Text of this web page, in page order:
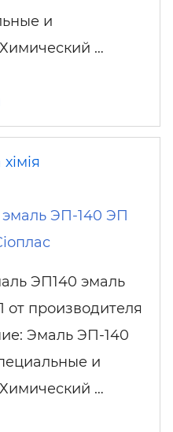
и
…
ЭП-140 ЭП
ЭП140 эмаль
производителя
Эмаль ЭП-140
и
…